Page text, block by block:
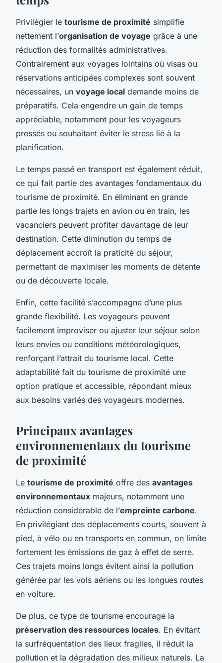
Privilégier le tourisme de proximité simplifie
nettement l’organisation de voyage grâce à une
réduction des formalités administratives.
Contrairement aux voyages lointains où visas ou
réservations anticipées complexes sont souvent
nécessaires, un voyage local demande moins de
préparatifs. Cela engendre un gain de temps
appréciable, notamment pour les voyageurs
pressés ou souhaitant éviter le stress lié à la
planification.
Le temps passé en transport est également réduit,
ce qui fait partie des avantages fondamentaux du
tourisme de proximité. En éliminant en grande
partie les longs trajets en avion ou en train, les
vacanciers peuvent profiter davantage de leur
destination. Cette diminution du temps de
déplacement accroît la praticité du séjour,
permettant de maximiser les moments de détente
ou de découverte locale.
Enfin, cette facilité s’accompagne d’une plus
grande flexibilité. Les voyageurs peuvent
facilement improviser ou ajuster leur séjour selon
leurs envies ou conditions météorologiques,
renforçant l’attrait du tourisme local. Cette
adaptabilité fait du tourisme de proximité une
option pratique et accessible, répondant mieux
aux besoins variés des voyageurs modernes.
Principaux avantages
environnementaux du tourisme
de proximité
Le tourisme de proximité offre des avantages
environnementaux majeurs, notamment une
réduction considérable de l’empreinte carbone.
En privilégiant des déplacements courts, souvent à
pied, à vélo ou en transports en commun, on limite
fortement les émissions de gaz à effet de serre.
Ces trajets moins longs évitent ainsi la pollution
générée par les vols aériens ou les longues routes
en voiture.
De plus, ce type de tourisme encourage la
préservation des ressources locales. En évitant
la surfréquentation des lieux fragiles, il réduit la
pollution et la dégradation des milieux naturels. La